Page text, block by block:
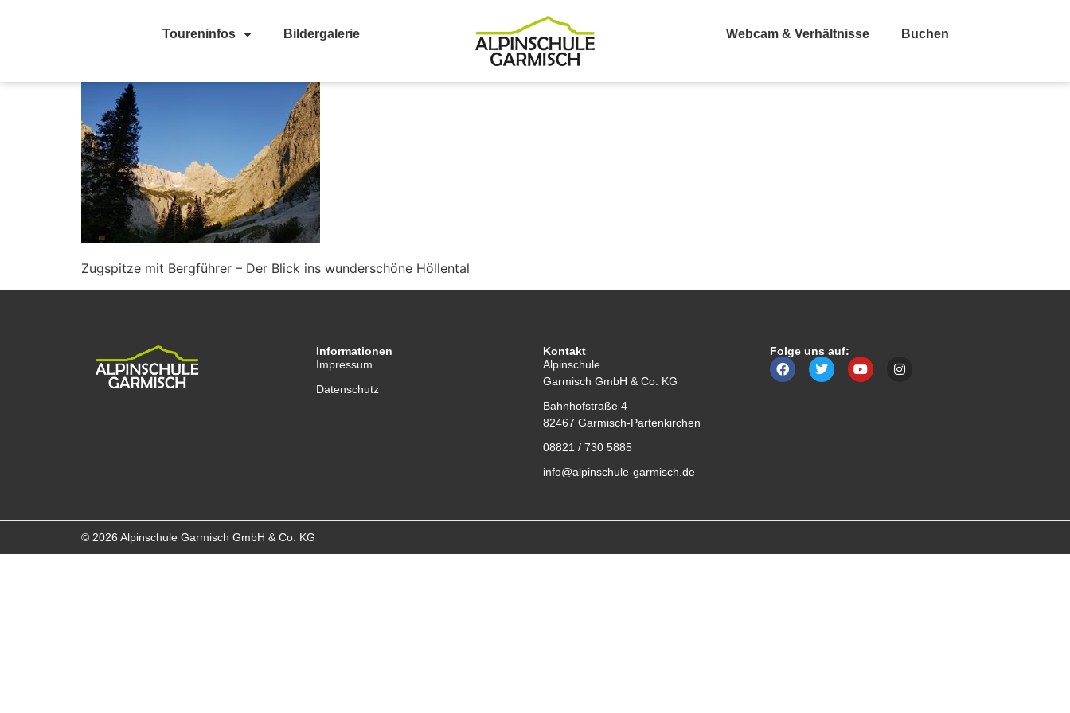
Toureninfos Bildergalerie Webcam & Verhältnisse Buchen
Zugspitze mit Bergführer – Der Blick ins wunderschöne Höllental
Informationen
Impressum
Datenschutz
Kontakt
Alpinschule
Garmisch GmbH & Co. KG
Bahnhofstraße 4
82467 Garmisch-Partenkirchen
08821 / 730 5885
info@alpinschule-garmisch.de
Folge uns auf:
© 2026 Alpinschule Garmisch GmbH & Co. KG